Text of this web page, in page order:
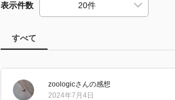
表示件数
すべて
zoologicさんの感想
2024年7月4日